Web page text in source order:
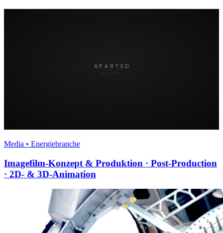
Media • Energiebranche
Imagefilm-Konzept & Produktion · Post-Production
· 2D- & 3D-Animation